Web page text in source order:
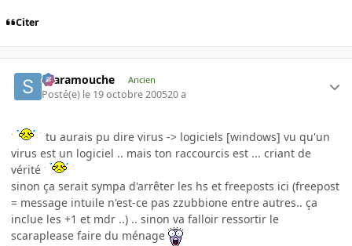
Citer
Scaramouche Ancien
Posté(e) le 19 octobre 200520 a
tu aurais pu dire virus -> logiciels [windows] vu qu'un
virus est un logiciel .. mais ton raccourcis est ... criant de
vérité
sinon ça serait sympa d'arrêter les hs et freeposts ici (freepost
= message intuile n'est-ce pas zzubbione entre autres.. ça
inclue les +1 et mdr ..) .. sinon va falloir ressortir le
scaraplease faire du ménage